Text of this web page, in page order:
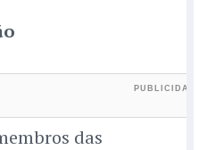
das